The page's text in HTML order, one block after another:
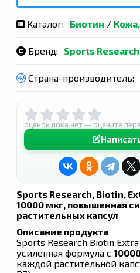
Каталог: Биотин /
Бренд: Sports Research
Страна-производитель:
оценок пока нет — оцените
Sports Research, Biotin,
10000 мкг, повышенная
растительных капсул
Описание продукта
Sports Research Biotin
усиленная формула с
каждой растительной